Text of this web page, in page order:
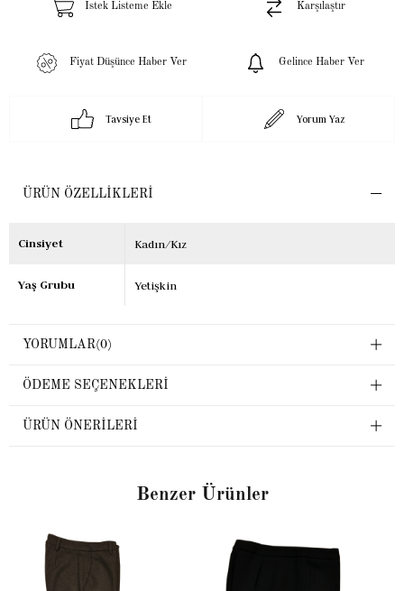
İstek Listeme Ekle Karşılaştır
Fiyat Düşünce Haber Ver Gelince Haber Ver
Tavsiye Et Yorum Yaz
ÜRÜN ÖZELLIKLERI
Cinsiyet Kadın/Kız
Yaş Grubu Yetişkin
YORUMLAR(0)
ÖDEME SEÇENEKLERI
ÜRÜN ÖNERILERI
Benzer Ürünler